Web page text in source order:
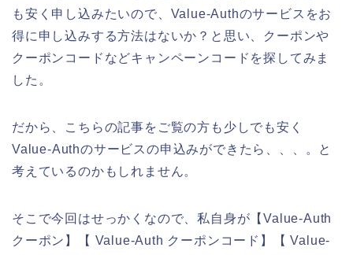
も安く申し込みたいので、Value-Authのサービスをお
得に申し込みする方法はないか？と思い、クーポンや
クーポンコードなどキャンペーンコードを探してみま
した。
だから、こちらの記事をご覧の方も少しでも安く
Value-Authのサービスの申込みができたら、、、。と
考えているのかもしれません。
そこで今回はせっかくなので、私自身が【Value-Auth
クーポン】【 Value-Auth クーポンコード】【 Value-